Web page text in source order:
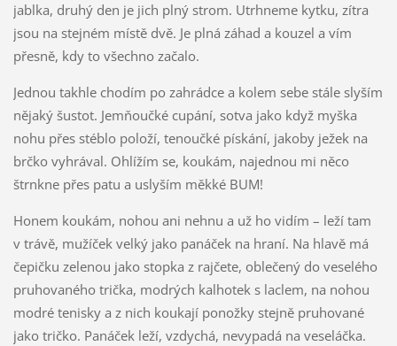
jablka, druhý den je jich plný strom. Utrhneme kytku, zítra
jsou na stejném místě dvě. Je plná záhad a kouzel a vím
přesně, kdy to všechno začalo.
Jednou takhle chodím po zahrádce a kolem sebe stále slyším
nějaký šustot. Jemňoučké cupání, sotva jako když myška
nohu přes stéblo položí, tenoučké pískání, jakoby ježek na
brčko vyhrával. Ohlížím se, koukám, najednou mi něco
štrnkne přes patu a uslyším měkké BUM!
Honem koukám, nohou ani nehnu a už ho vidím – leží tam
v trávě, mužíček velký jako panáček na hraní. Na hlavě má
čepičku zelenou jako stopka z rajčete, oblečený do veselého
pruhovaného trička, modrých kalhotek s laclem, na nohou
modré tenisky a z nich koukají ponožky stejně pruhované
jako tričko. Panáček leží, vzdychá, nevypadá na veseláčka.